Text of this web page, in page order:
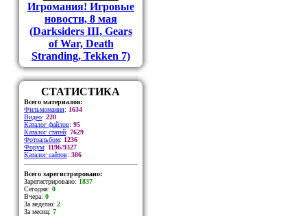
Игромания! Игровые
новости, 8 мая
(Darksiders III, Gears
of War, Death
Stranding, Tekken 7)
СТАТИСТИКА
Всего материалов:
Фильмомания: 1634
Видео: 220
Каталог файлов: 95
Каталог статей: 7629
Фотоальбом: 1236
Форум: 1196/9327
Каталог сайтов: 386
Всего зарегистрировано:
Зарегистрировано: 1837
Сегодня: 0
Вчера: 0
За неделю: 2
За месяц: 7